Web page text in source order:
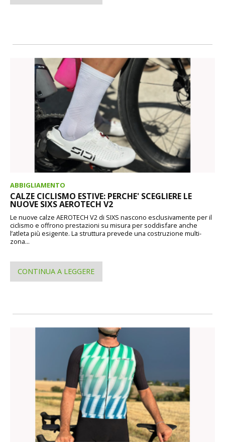
ABBIGLIAMENTO
CALZE CICLISMO ESTIVE: PERCHE' SCEGLIERE LE
NUOVE SIXS AEROTECH V2
Le nuove calze AEROTECH V2 di SIXS nascono esclusivamente per il
ciclismo e offrono prestazioni su misura per soddisfare anche
l’atleta più esigente. La struttura prevede una costruzione multi-
zona...
CONTINUA A LEGGERE